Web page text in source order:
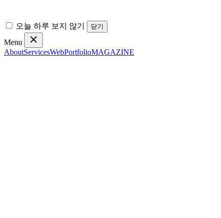
오늘 하루 보지 않기 닫기
Menu
AboutServicesWebPortfolioMAGAZINE